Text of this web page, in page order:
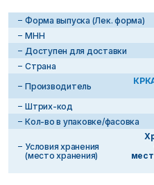
Форма выпуска (Лек. форма)
МНН
Доступен для доставки
Страна
Производитель
Штрих-код
Кол-во в упаковке/фасовка
Условия хранения
(место хранения)